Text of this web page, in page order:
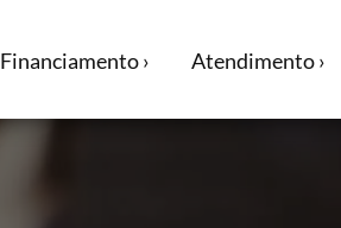
Financiamento › Atendimento ›